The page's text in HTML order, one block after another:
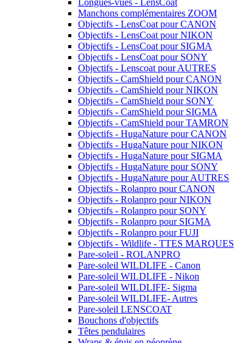
Longues-vues - LensCoat
Manchons complémentaires ZOOM
Objectifs - LensCoat pour CANON
Objectifs - LensCoat pour NIKON
Objectifs - LensCoat pour SIGMA
Objectifs - LensCoat pour SONY
Objectifs - Lenscoat pour AUTRES
Objectifs - CamShield pour CANON
Objectifs - CamShield pour NIKON
Objectifs - CamShield pour SONY
Objectifs - CamShield pour SIGMA
Objectifs - CamShield pour TAMRON
Objectifs - HugaNature pour CANON
Objectifs - HugaNature pour NIKON
Objectifs - HugaNature pour SIGMA
Objectifs - HugaNature pour SONY
Objectifs - HugaNature pour AUTRES
Objectifs - Rolanpro pour CANON
Objectifs - Rolanpro pour NIKON
Objectifs - Rolanpro pour SONY
Objectifs - Rolanpro pour SIGMA
Objectifs - Rolanpro pour FUJI
Objectifs - Wildlife - TTES MARQUES
Pare-soleil - ROLANPRO
Pare-soleil WILDLIFE - Canon
Pare-soleil WILDLIFE - Nikon
Pare-soleil WILDLIFE- Sigma
Pare-soleil WILDLIFE- Autres
Pare-soleil LENSCOAT
Bouchons d'objectifs
Têtes pendulaires